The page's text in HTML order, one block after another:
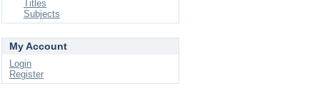
Titles
Subjects
My Account
Login
Register